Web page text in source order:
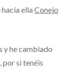
ella Conejo
y he cambiado
por si tenéis